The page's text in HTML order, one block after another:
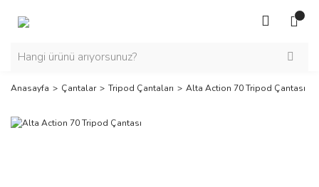
Anasayfa Çantalar Tripod Çantaları Alta Action 70 Tripod Çantası